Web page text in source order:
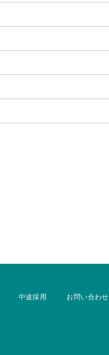
中途採用 お問い合わせ